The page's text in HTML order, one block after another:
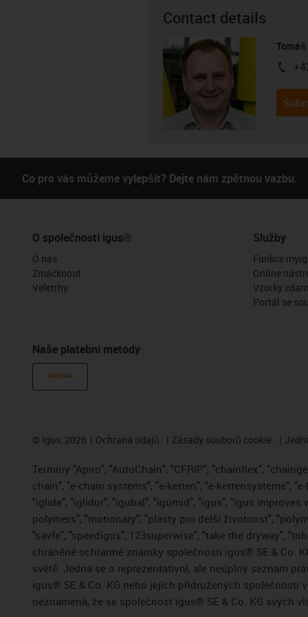
Contact details
igus-
Co pro vás můžeme vylepšit? Dejte nám zpětnou vazbu.
O společnosti igus®
O nás
Zmáčknout
Veletrhy
Naše platební metody
FAKTURA
Služby
Funkce
Online
Vzorky
Portál se
© igus, 2026 Ochrana údajů Zásady souborů cookie
Termíny "Apiro", "AutoChain", "CFRIP", "chainflex",
chain", "e-chain systems", "e-ketten", "e-kettensysteme",
"iglide", "iglidur", "igubal", "igumid", "igus", "igus improves
polymers", "motionary", "plasty pro delší životnost",
"savfe", "speedigus", 123superwise", "take the dryway",
chráněné ochranné známky společnosti igus® SE & Co.
světě. Jedná se o reprezentativní, ale neúplný seznam
igus® SE & Co. KG nebo jejích přidružených společností
neznamená, že se společnost igus® SE & Co. KG svých